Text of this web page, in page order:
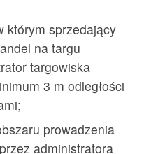
którym sprzedający
na targu
targowiska
3 m odległości
prowadzenia
administratora